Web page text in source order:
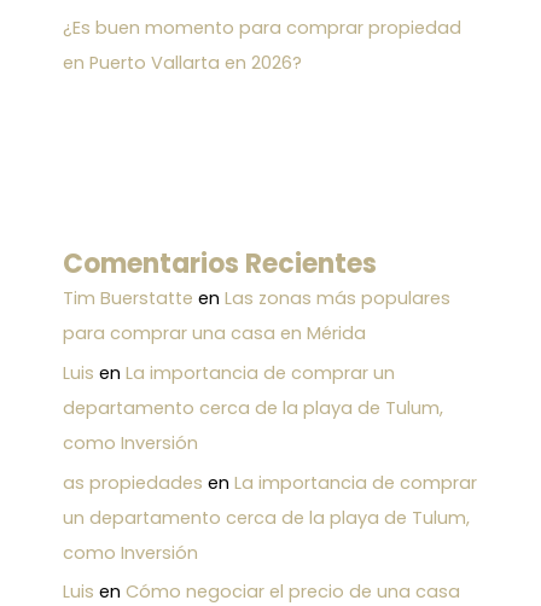
¿Es buen momento para comprar propiedad
en Puerto Vallarta en 2026?
Comentarios Recientes
Tim Buerstatte en Las zonas más populares
para comprar una casa en Mérida
Luis en La importancia de comprar un
departamento cerca de la playa de Tulum,
como Inversión
as propiedades en La importancia de comprar
un departamento cerca de la playa de Tulum,
como Inversión
Luis en Cómo negociar el precio de una casa